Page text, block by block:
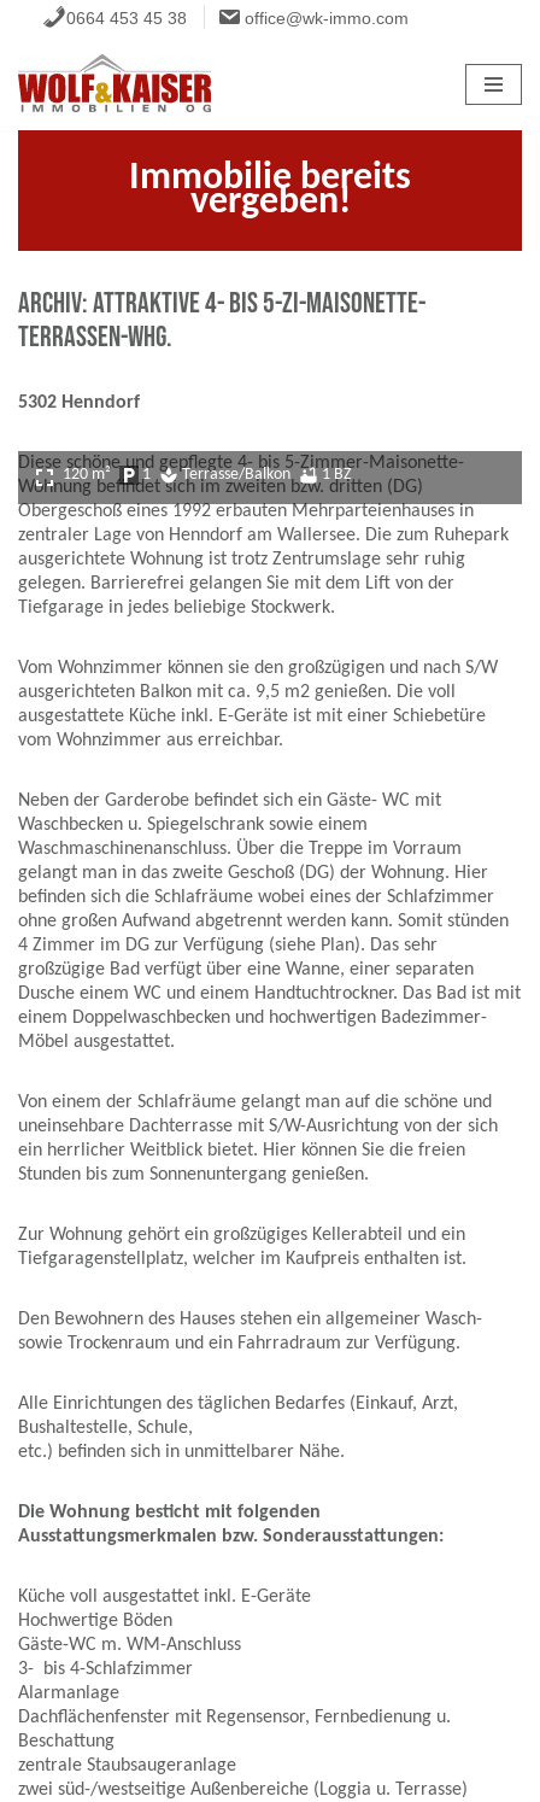
Inhalt
springen
0664 453 45 38 office@wk-immo.com
Immobilie bereits
vergeben!
ARCHIV: Attraktive 4- bis 5-Zi-Maisonette-
Terrassen-Whg.
5302 Henndorf
fullscreen 120 m² local_parking 1 spa Terrasse/Balkon bathtub 1 BZ
Diese schöne und gepflegte 4- bis 5-Zimmer-Maisonette-
Wohnung befindet sich im zweiten bzw. dritten (DG)
Obergeschoß eines 1992 erbauten Mehrparteienhauses in
zentraler Lage von Henndorf am Wallersee. Die zum Ruhepark
ausgerichtete Wohnung ist trotz Zentrumslage sehr ruhig
gelegen. Barrierefrei gelangen Sie mit dem Lift von der
Tiefgarage in jedes beliebige Stockwerk.
Vom Wohnzimmer können sie den großzügigen und nach S/W
ausgerichteten Balkon mit ca. 9,5 m2 genießen. Die voll
ausgestattete Küche inkl. E-Geräte ist mit einer Schiebetüre
vom Wohnzimmer aus erreichbar.
Neben der Garderobe befindet sich ein Gäste- WC mit
Waschbecken u. Spiegelschrank sowie einem
Waschmaschinenanschluss. Über die Treppe im Vorraum
gelangt man in das zweite Geschoß (DG) der Wohnung. Hier
befinden sich die Schlafräume wobei eines der Schlafzimmer
ohne großen Aufwand abgetrennt werden kann. Somit stünden
4 Zimmer im DG zur Verfügung (siehe Plan). Das sehr
großzügige Bad verfügt über eine Wanne, einer separaten
Dusche einem WC und einem Handtuchtrockner. Das Bad ist mit
einem Doppelwaschbecken und hochwertigen Badezimmer-
Möbel ausgestattet.
Von einem der Schlafräume gelangt man auf die schöne und
uneinsehbare Dachterrasse mit S/W-Ausrichtung von der sich
ein herrlicher Weitblick bietet. Hier können Sie die freien
Stunden bis zum Sonnenuntergang genießen.
Zur Wohnung gehört ein großzügiges Kellerabteil und ein
Tiefgaragenstellplatz, welcher im Kaufpreis enthalten ist.
Den Bewohnern des Hauses stehen ein allgemeiner Wasch-
sowie Trockenraum und ein Fahrradraum zur Verfügung.
Alle Einrichtungen des täglichen Bedarfes (Einkauf, Arzt,
Bushaltestelle, Schule,
etc.) befinden sich in unmittelbarer Nähe.
Die Wohnung besticht mit folgenden
Ausstattungsmerkmalen bzw. Sonderausstattungen:
Küche voll ausgestattet inkl. E-Geräte
Hochwertige Böden
Gäste-WC m. WM-Anschluss
3- bis 4-Schlafzimmer
Alarmanlage
Dachflächenfenster mit Regensensor, Fernbedienung u.
Beschattung
zentrale Staubsaugeranlage
zwei süd-/westseitige Außenbereiche (Loggia u. Terrasse)